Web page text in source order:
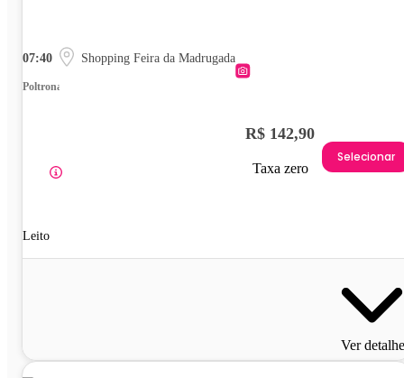
07:40 Shopping Feira da Madrugada
Poltrona
Leito
R$ 142,90
Taxa zero
Selecionar
Ver